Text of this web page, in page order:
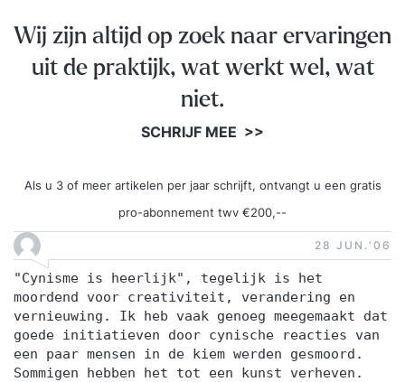
Wij zijn altijd op zoek naar ervaringen
uit de praktijk, wat werkt wel, wat
niet.
SCHRIJF MEE >>
Als u 3 of meer artikelen per jaar schrijft, ontvangt u een gratis
pro-abonnement twv €200,--
28 JUN.‘06
"Cynisme is heerlijk", tegelijk is het
moordend voor creativiteit, verandering en
vernieuwing. Ik heb vaak genoeg meegemaakt dat
goede initiatieven door cynische reacties van
een paar mensen in de kiem werden gesmoord.
Sommigen hebben het tot een kunst verheven.